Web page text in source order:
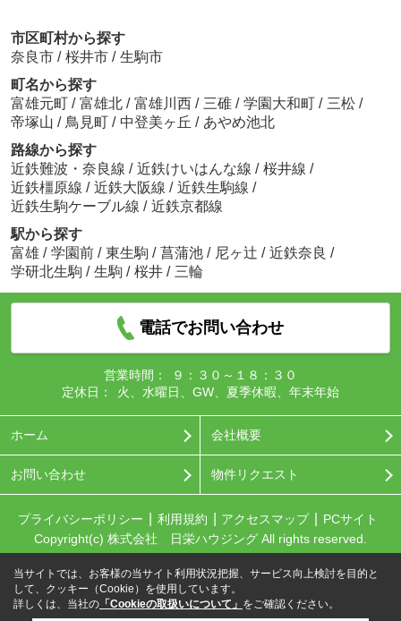
市区町村から探す
奈良市 / 桜井市 / 生駒市
町名から探す
富雄元町 / 富雄北 / 富雄川西 / 三碓 / 学園大和町 / 三松 /
帝塚山 / 鳥見町 / 中登美ヶ丘 / あやめ池北
路線から探す
近鉄難波・奈良線 / 近鉄けいはんな線 / 桜井線 /
近鉄橿原線 / 近鉄大阪線 / 近鉄生駒線 /
近鉄生駒ケーブル線 / 近鉄京都線
駅から探す
富雄 / 学園前 / 東生駒 / 菖蒲池 / 尼ヶ辻 / 近鉄奈良 /
学研北生駒 / 生駒 / 桜井 / 三輪
電話でお問い合わせ
営業時間：
９：３０～１８：３０
定休日：
火、水曜日、GW、夏季休暇、年末年始
ホーム 会社概要
お問い合わせ 物件リクエスト
プライバシーポリシー 利用規約 アクセスマップ
PCサイト
Copyright(c) 株式会社 日栄ハウジング All rights reserved.
当サイトでは、お客様の当サイト利用状況把握、サービス向上検討を目的と
して、クッキー（Cookie）を使用しています。
詳しくは、当社の 「Cookieの取扱いについて」 をご確認ください。